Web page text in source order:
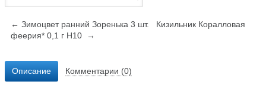
← Зимоцвет ранний Зоренька 3 шт.
Кизильник Коралловая
феерия* 0,1 г Н10 →
Описание Комментарии (0)